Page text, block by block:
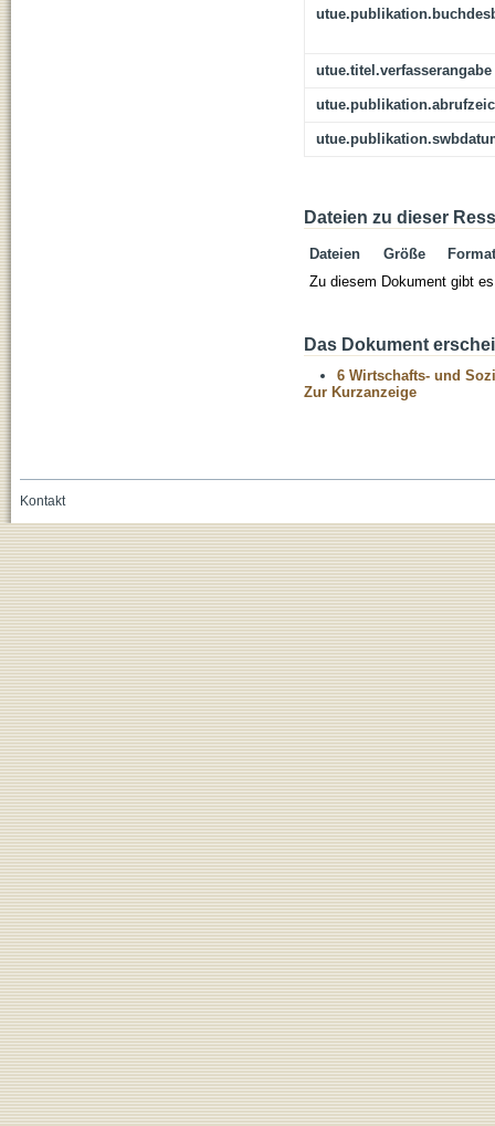
utue.titel.verfasserangabe
Dateien zu dieser
Dateien Größe
Format
Zu diesem Dokument gibt
Das Dokument
6 Wirtschafts- und
Zur Kurzanzeige
Kontakt